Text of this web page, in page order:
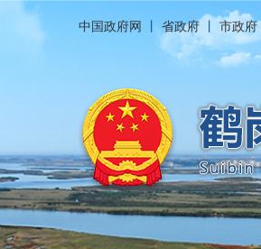
中国政府网 丨省政府 市政府